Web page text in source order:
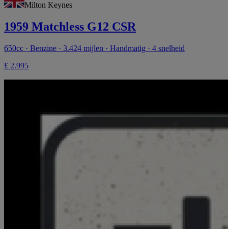
Milton Keynes
1959 Matchless G12 CSR
650cc · Benzine · 3.424 mijlen · Handmatig · 4 snelheid
£ 2.995